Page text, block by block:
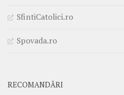
SfintiCatolici.ro
Spovada.ro
RECOMANDĂRI